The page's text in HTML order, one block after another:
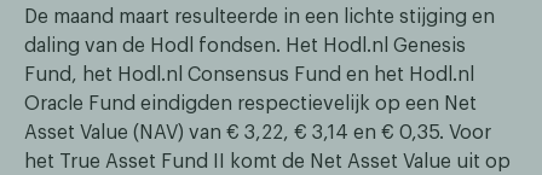
De maand maart resulteerde in een lichte stijging en
daling van de Hodl fondsen. Het Hodl.nl Genesis
Fund, het Hodl.nl Consensus Fund en het Hodl.nl
Oracle Fund eindigden respectievelijk op een Net
Asset Value (NAV) van € 3,22, € 3,14 en € 0,35. Voor
het True Asset Fund II komt de Net Asset Value uit op